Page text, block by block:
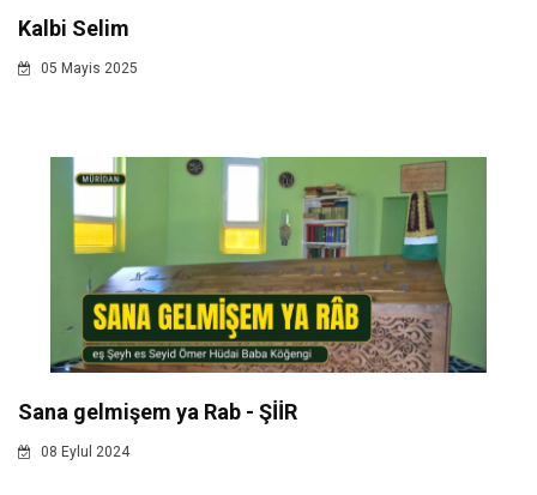
Kalbi Selim
05 Mayis 2025
Sana gelmişem ya Rab - ŞİİR
08 Eylul 2024